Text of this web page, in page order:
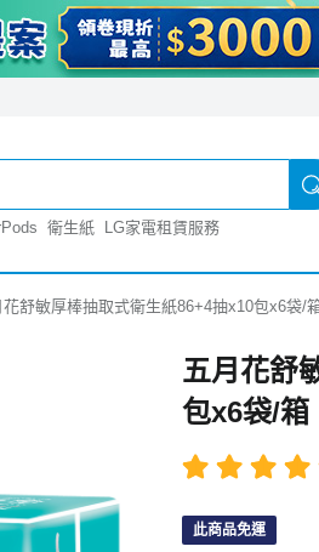
衛生紙 LG家電租賃服務
花舒敏厚棒抽取式衛生紙86+4抽x10包x6袋/
五月花舒
包x6袋/箱
此商品免運